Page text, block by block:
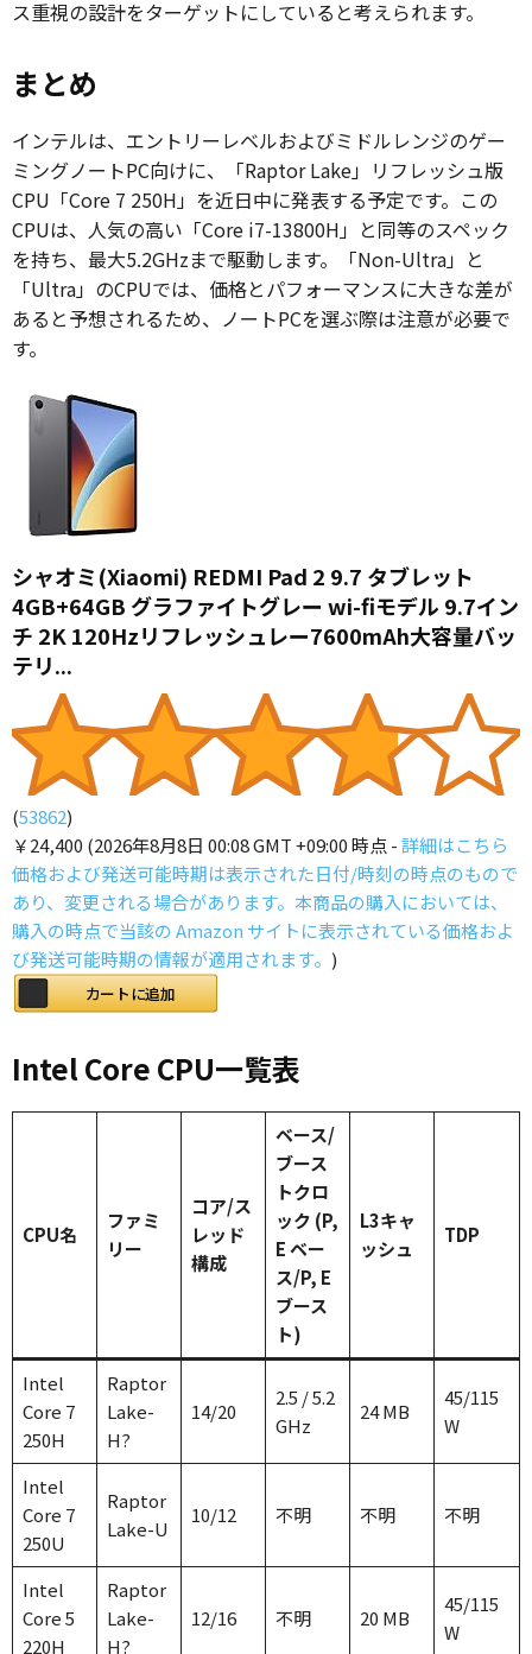
ス重視の設計をターゲットにしていると考えられます。
まとめ
インテルは、エントリーレベルおよびミドルレンジのゲー
ミングノートPC向けに、「Raptor Lake」リフレッシュ版
CPU「Core 7 250H」を近日中に発表する予定です。この
CPUは、人気の高い「Core i7-13800H」と同等のスペック
を持ち、最大5.2GHzまで駆動します。「Non-Ultra」と
「Ultra」のCPUでは、価格とパフォーマンスに大きな差が
あると予想されるため、ノートPCを選ぶ際は注意が必要で
す。
シャオミ(Xiaomi) REDMI Pad 2 9.7 タブレット
4GB+64GB グラファイトグレー wi-fiモデル 9.7イン
チ 2K 120Hzリフレッシュレー7600mAh大容量バッ
テリ...
(53862)
￥24,400 (2026年8月8日 00:08 GMT +09:00 時点 -詳細はこちら
価格および発送可能時期は表示された日付/時刻の時点のもので
あり、変更される場合があります。本商品の購入においては、
購入の時点で当該の Amazon サイトに表示されている価格およ
び発送可能時期の情報が適用されます。 )
カートに追加
Intel Core CPU一覧表
CPU名
ファミ
リー
コア/ス
レッド
構成
ベース/
ブース
トクロ
ック (P,
E ベー
ス/P, E
ブース
ト)
L3キャ
ッシュ
TDP
Intel
Core 7
250H
Raptor
Lake-
H?
14/20
2.5 / 5.2
GHz
24 MB
45/115
W
Intel
Core 7
250U
Raptor
Lake-U
10/12 不明 不明 不明
Intel
Core 5
220H
Raptor
Lake-
H?
12/16 不明 20 MB
45/115
W